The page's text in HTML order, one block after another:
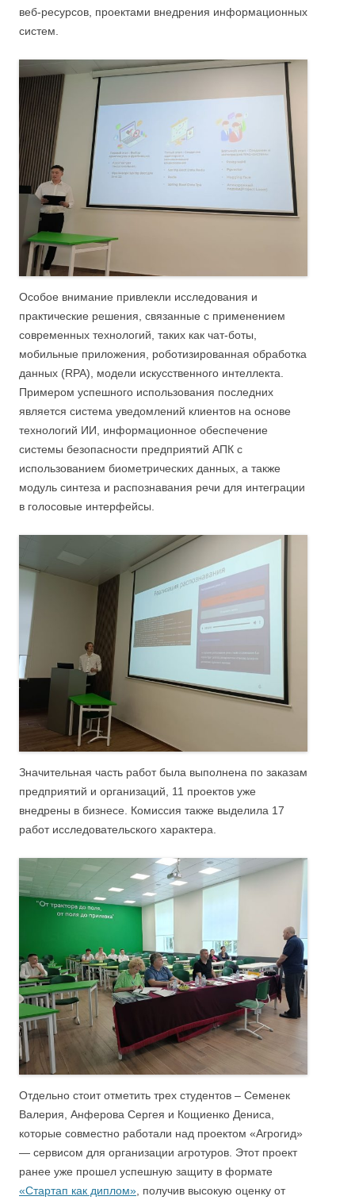
веб-ресурсов, проектами внедрения информационных
систем.
Особое внимание привлекли исследования и
практические решения, связанные с применением
современных технологий, таких как чат-боты,
мобильные приложения, роботизированная обработка
данных (RPA), модели искусственного интеллекта.
Примером успешного использования последних
является система уведомлений клиентов на основе
технологий ИИ, информационное обеспечение
системы безопасности предприятий АПК с
использованием биометрических данных, а также
модуль синтеза и распознавания речи для интеграции
в голосовые интерфейсы.
Значительная часть работ была выполнена по заказам
предприятий и организаций, 11 проектов уже
внедрены в бизнесе. Комиссия также выделила 17
работ исследовательского характера.
Отдельно стоит отметить трех студентов – Семенек
Валерия, Анферова Сергея и Кощиенко Дениса,
которые совместно работали над проектом «Агрогид»
— сервисом для организации агротуров. Этот проект
ранее уже прошел успешную защиту в формате
«Стартап как диплом» , получив высокую оценку от